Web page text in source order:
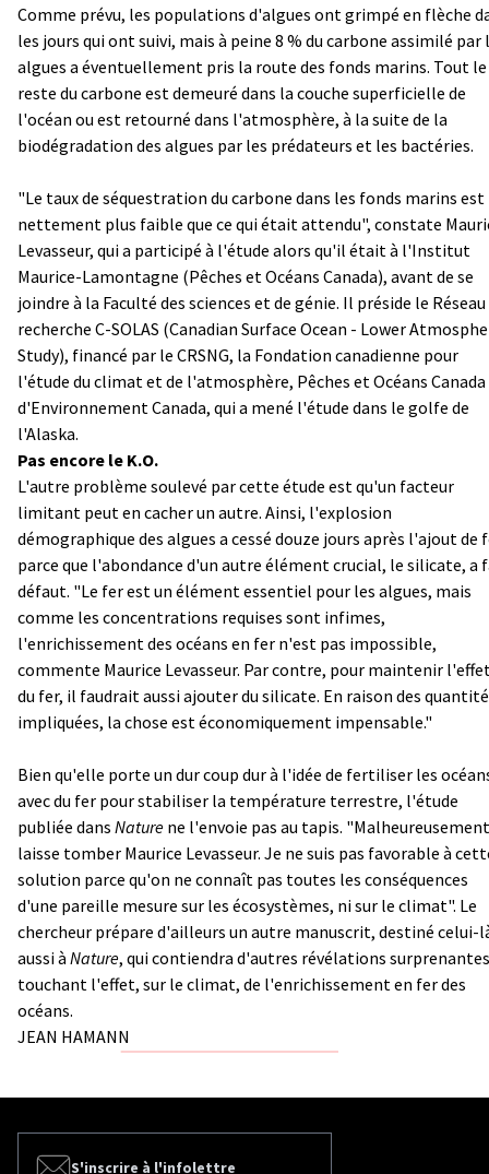
Comme prévu, les populations d'algues ont grimpé en flèche
les jours qui ont suivi, mais à peine 8 % du carbone assimilé par
algues a éventuellement pris la route des fonds marins. Tout le
reste du carbone est demeuré dans la couche superficielle de
l'océan ou est retourné dans l'atmosphère, à la suite de la
biodégradation des algues par les prédateurs et les bactéries.
"Le taux de séquestration du carbone dans les fonds marins est
nettement plus faible que ce qui était attendu", constate
Levasseur, qui a participé à l'étude alors qu'il était à l'Institut
Maurice-Lamontagne (Pêches et Océans Canada), avant de se
joindre à la Faculté des sciences et de génie. Il préside le Réseau
recherche C-SOLAS (Canadian Surface Ocean - Lower
Study), financé par le CRSNG, la Fondation canadienne pour
l'étude du climat et de l'atmosphère, Pêches et Océans
d'Environnement Canada, qui a mené l'étude dans le golfe de
l'Alaska.
Pas encore le K.O.
L'autre problème soulevé par cette étude est qu'un facteur
limitant peut en cacher un autre. Ainsi, l'explosion
démographique des algues a cessé douze jours après l'ajout de
parce que l'abondance d'un autre élément crucial, le silicate, a
défaut. "Le fer est un élément essentiel pour les algues, mais
comme les concentrations requises sont infimes,
l'enrichissement des océans en fer n'est pas impossible,
commente Maurice Levasseur. Par contre, pour maintenir
du fer, il faudrait aussi ajouter du silicate. En raison des
impliquées, la chose est économiquement impensable."
Bien qu'elle porte un dur coup dur à l'idée de fertiliser les
avec du fer pour stabiliser la température terrestre, l'étude
publiée dans Nature ne l'envoie pas au tapis.
laisse tomber Maurice Levasseur. Je ne suis pas favorable à
solution parce qu'on ne connaît pas toutes les conséquences
d'une pareille mesure sur les écosystèmes, ni sur le climat". Le
chercheur prépare d'ailleurs un autre manuscrit, destiné celui-
aussi à Nature, qui contiendra d'autres révélations surprenantes
touchant l'effet, sur le climat, de l'enrichissement en fer des
océans.
JEAN HAMANN
S'inscrire à l'infolettre